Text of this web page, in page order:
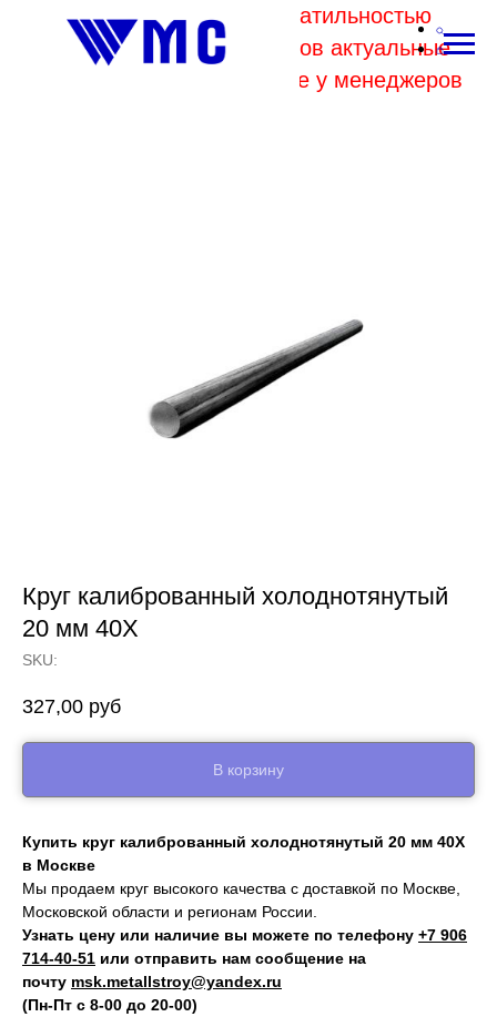
В связи с высокой волатильностью
отпускных цен комбинатов актуальные
цены на металл уточняйте у менеджеров
Круг калиброванный холоднотянутый
20 мм 40Х
SKU:
327,00 руб
В корзину
Купить круг калиброванный холоднотянутый 20 мм 40Х
в Москве
Мы продаем круг высокого качества с доставкой по Москве,
Московской области и регионам России.
Узнать цену или наличие вы можете по телефону +7 906
714‑40-51 или отправить нам сообщение на
почту msk.metallstroy@yandex.ru
(Пн-Пт с 8-00 до 20-00)